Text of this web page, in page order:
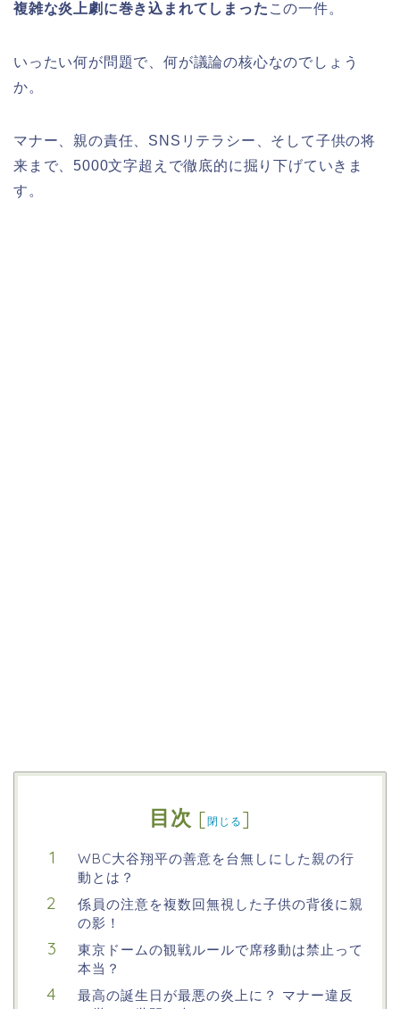
複雑な炎上劇に巻き込まれてしまった この一件。
いったい何が問題で、何が議論の核心なのでしょう
か。
マナー、親の責任、SNSリテラシー、そして子供の将
来まで、5000文字超えで徹底的に掘り下げていきま
す。
目次 [閉じる ]
WBC大谷翔平の善意を台無しにした親の行
動とは？
係員の注意を複数回無視した子供の背後に親
の影！
東京ドームの観戦ルールで席移動は禁止って
本当？
最高の誕生日が最悪の炎上に？ マナー違反